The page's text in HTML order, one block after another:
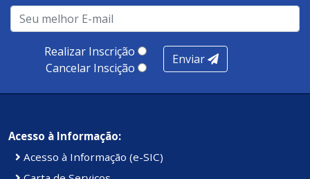
Realizar Inscrição
Cancelar Inscição
Enviar
Acesso à Informação:
Acesso à Informação (e-SIC)